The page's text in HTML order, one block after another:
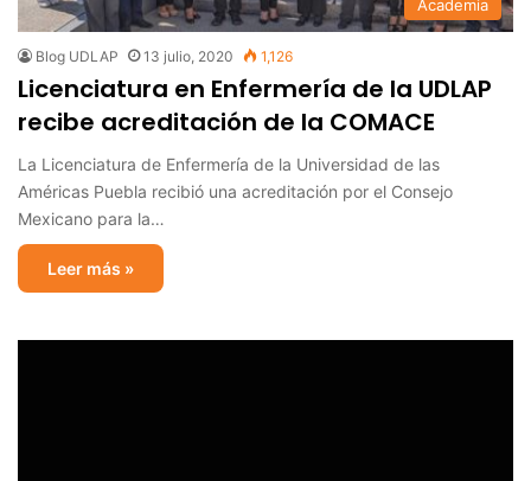
Academia
Blog UDLAP 13 julio, 2020 1,126
Licenciatura en Enfermería de la UDLAP
recibe acreditación de la COMACE
La Licenciatura de Enfermería de la Universidad de las
Américas Puebla recibió una acreditación por el Consejo
Mexicano para la…
Leer más »